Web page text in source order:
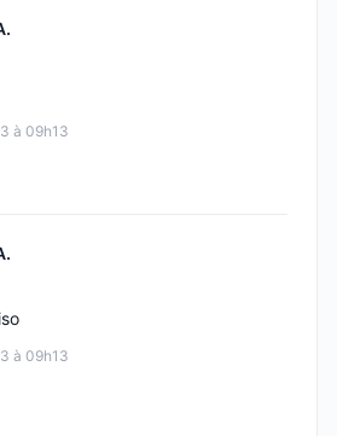
à 09h13
à 09h13